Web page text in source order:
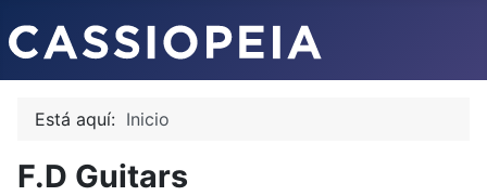
Está aquí: Inicio
F.D Guitars